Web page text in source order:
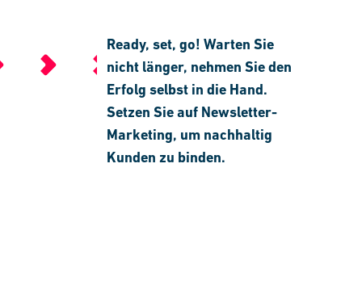
Ready, set, go! Warten Sie
nicht länger, nehmen Sie den
Erfolg selbst in die Hand.
Setzen Sie auf Newsletter-
Marketing, um nachhaltig
Kunden zu binden.